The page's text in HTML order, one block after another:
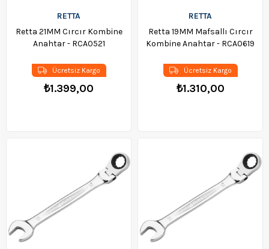
RETTA
Retta 21MM Cırcır Kombine
Anahtar - RCA0521
₺1.399,00
Ücretsiz Kargo
RETTA
Retta 19MM Mafsallı Cırcır
Kombine Anahtar - RCA0619
₺1.310,00
Ücretsiz Kargo